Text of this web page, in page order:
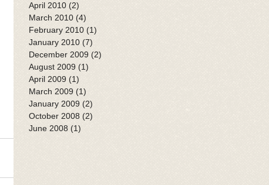
April 2010 (2)
March 2010 (4)
February 2010 (1)
January 2010 (7)
December 2009 (2)
August 2009 (1)
April 2009 (1)
March 2009 (1)
January 2009 (2)
October 2008 (2)
June 2008 (1)